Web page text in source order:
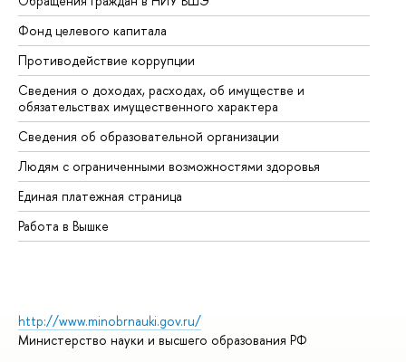
Фонд целевого капитала
Противодействие коррупции
Сведения о доходах, расходах, об имуществе и
обязательствах имущественного характера
Сведения об образовательной организации
Людям с ограниченными возможностями здоровья
Единая платежная страница
Работа в Вышке
http://www.minobrnauki.gov.ru/
Министерство науки и высшего образования РФ